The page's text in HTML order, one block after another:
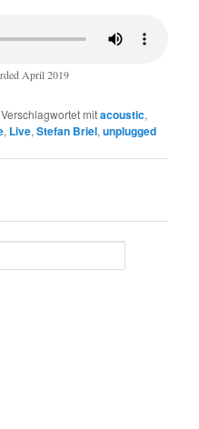
April 2019
Verschlagwortet mitacoustic,
, Live,Stefan Briel,unplugged